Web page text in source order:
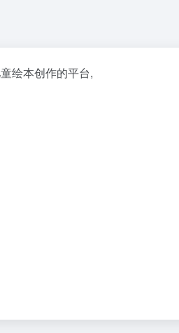
绘本创作的平台,